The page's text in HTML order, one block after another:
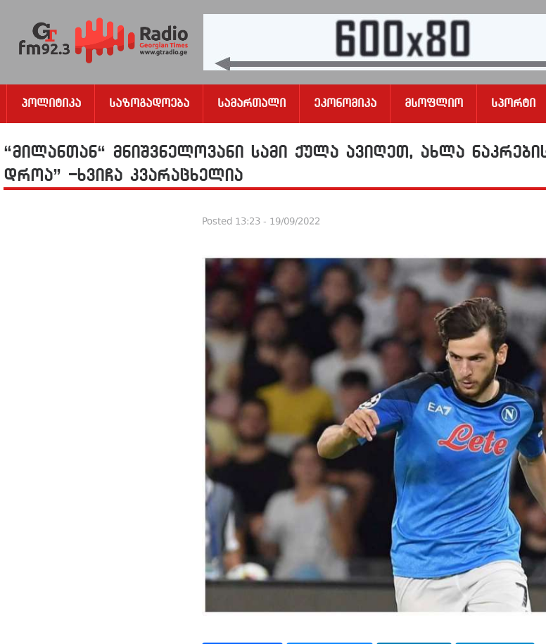
Პოლიტიკა Საზოგადოება Სამართალი Ეკონომიკა Მსოფლიო Სპორტი
“მილანთან“ მნიშვნელოვანი სამი ქულა ავიღეთ, ახლა
დროა” -ხვიჩა კვარაცხელია
Posted 13:23 - 19/09/2022